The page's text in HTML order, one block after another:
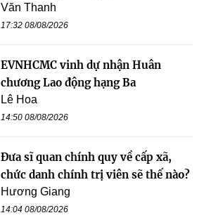
Văn Thanh
17:32 08/08/2026
EVNHCMC vinh dự nhận Huân
chương Lao động hạng Ba
Lê Hoa
14:50 08/08/2026
Đưa sĩ quan chính quy về cấp xã,
chức danh chính trị viên sẽ thế nào?
Hương Giang
14:04 08/08/2026